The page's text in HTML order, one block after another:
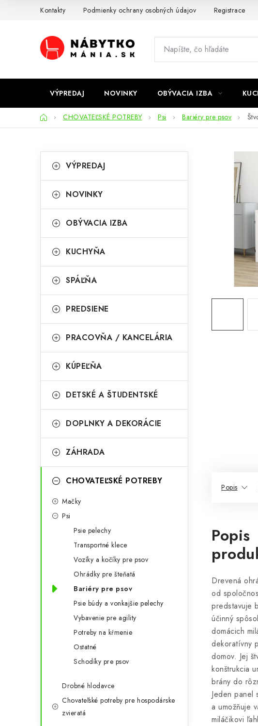
Kontakty Podmienky ochrany osobných údajov Registrace
VÝPREDAJ NOVINKY OBÝVACIA IZBA
DomovCHOVATEĽSKÉ POTREBY Psi Bariéry pre psov
o
n
ý
a
n
l
kategórie
a
e
ó
i
VÝPREDAJ
NOVINKY
OBÝVACIA IZBA
KUCHYŇA
SPÁĽŇA
PREDSIENE
PRACOVŇA / KANCELÁRIA
KÚPEĽŇA
DETSKÉ A ŠTUDENTSKÉ
DOPLNKY A DEKORÁCIE
ZÁHRADA
CHOVATEĽSKÉ POTREBY
Mačky
Psi
Psie pelechy
Transportné klece
Vozíky a kočíky pre psov
Ohrádky pre šteňatá
Bariéry pre psov
Psie búdy a vonkajšie pelechy
Vybavenie pre agility
Potreby na kŕmenie
Ostatné
Schodíky pre psov
Drobné hlodavce
Chovateľské potreby pre hospodárske
zvieratá
Popis
Popis
Drevená
od
predstavuje
účinný
domácich
dekoratívny
domov. Jej
konštrukcia
brány do
Jeden panel
a umožňuje
miláčikovi